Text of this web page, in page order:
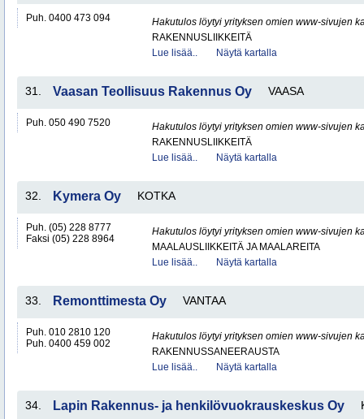
Puh. 0400 473 094
Hakutulos löytyi yrityksen omien www-sivujen
RAKENNUSLIIKKEITÄ
Lue lisää..
Näytä kartalla
31. Vaasan Teollisuus Rakennus Oy VAASA
Puh. 050 490 7520
Hakutulos löytyi yrityksen omien www-sivujen
RAKENNUSLIIKKEITÄ
Lue lisää..
Näytä kartalla
32. Kymera Oy KOTKA
Puh. (05) 228 8777
Faksi (05) 228 8964
Hakutulos löytyi yrityksen omien www-sivujen
MAALAUSLIIKKEITÄ JA MAALAREITA
Lue lisää..
Näytä kartalla
33. Remonttimesta Oy VANTAA
Puh. 010 2810 120
Puh. 0400 459 002
Hakutulos löytyi yrityksen omien www-sivujen
RAKENNUSSANEERAUSTA
Lue lisää..
Näytä kartalla
34. Lapin Rakennus- ja henkilövuokrauskeskus Oy